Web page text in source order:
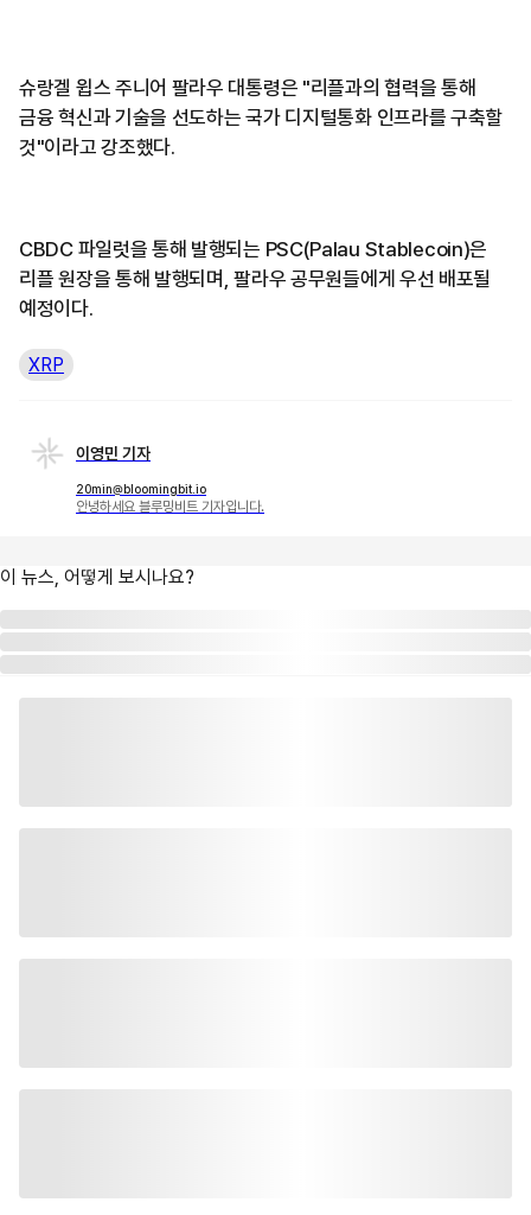
슈랑겔 윕스 주니어 팔라우 대통령은 "리플과의 협력을 통해
금융 혁신과 기술을 선도하는 국가 디지털통화 인프라를 구축할
것"이라고 강조했다.
CBDC 파일럿을 통해 발행되는 PSC(Palau Stablecoin)은
리플 원장을 통해 발행되며, 팔라우 공무원들에게 우선 배포될
예정이다.
XRP
이영민 기자
20min@bloomingbit.io
안녕하세요 블루밍비트 기자입니다.
이 뉴스, 어떻게 보시나요?